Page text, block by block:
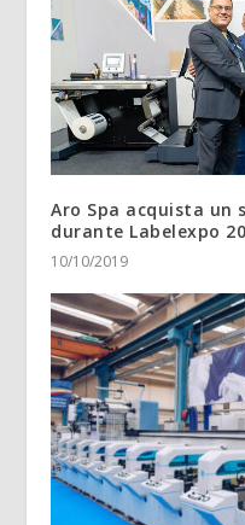
Aro Spa acquista un
durante Labelexpo
10/10/2019